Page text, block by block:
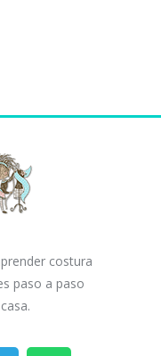
costura
paso a paso